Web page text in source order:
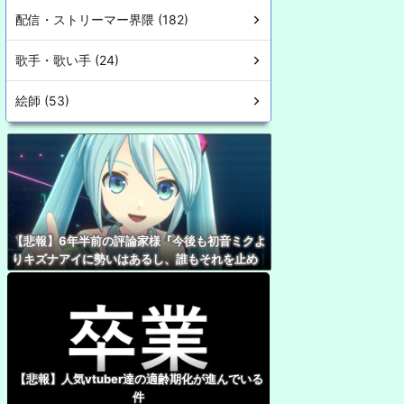
配信・ストリーマー界隈 (182)
歌手・歌い手 (24)
絵師 (53)
【悲報】6年半前の評論家様『今後も初音ミクよ
りキズナアイに勢いはあるし、誰もそれを止め
ることはできない』
【悲報】人気vtuber達の適齢期化が進んでいる
件